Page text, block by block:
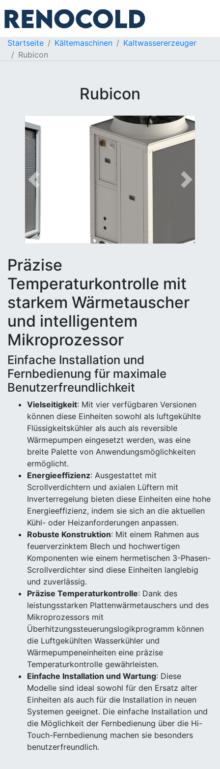
Startseite Kältemaschinen
Kaltwassererzeuger
Rubicon
Rubicon
Previous Next
Präzise
Temperaturkontrolle mit
starkem Wärmetauscher
und intelligentem
Mikroprozessor
Einfache Installation und
Fernbedienung für maximale
Benutzerfreundlichkeit
Vielseitigkeit: Mit vier verfügbaren Versionen
können diese Einheiten sowohl als luftgekühlte
Flüssigkeitskühler als auch als reversible
Wärmepumpen eingesetzt werden, was eine
breite Palette von Anwendungsmöglichkeiten
ermöglicht.
Energieeffizienz: Ausgestattet mit
Scrollverdichtern und axialen Lüftern mit
Inverterregelung bieten diese Einheiten eine hohe
Energieeffizienz, indem sie sich an die aktuellen
Kühl- oder Heizanforderungen anpassen.
Robuste Konstruktion: Mit einem Rahmen aus
feuerverzinktem Blech und hochwertigen
Komponenten wie einem hermetischen 3-Phasen-
Scrollverdichter sind diese Einheiten langlebig
und zuverlässig.
Präzise Temperaturkontrolle: Dank des
leistungsstarken Plattenwärmetauschers und des
Mikroprozessors mit
Überhitzungssteuerungslogikprogramm können
die Luftgekühlten Wasserkühler und
Wärmepumpeneinheiten eine präzise
Temperaturkontrolle gewährleisten.
Einfache Installation und Wartung: Diese
Modelle sind ideal sowohl für den Ersatz alter
Einheiten als auch für die Installation in neuen
Systemen geeignet. Die einfache Installation und
die Möglichkeit der Fernbedienung über die Hi-
Touch-Fernbedienung machen sie besonders
benutzerfreundlich.